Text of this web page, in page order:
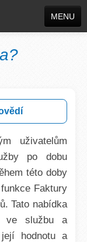
MENU
uživatelům
po dobu
této doby
Faktury
Tato nabídka
ve službu a
hodnotu a